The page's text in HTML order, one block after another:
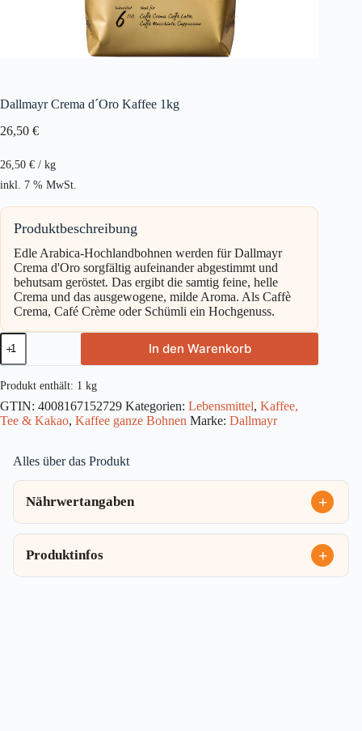
Dallmayr Crema d´Oro Kaffee 1kg
26,50 €
26,50 € / kg
inkl. 7 % MwSt.
Produktbeschreibung
Edle Arabica-Hochlandbohnen werden für Dallmayr
Crema d'Oro sorgfältig aufeinander abgestimmt und
behutsam geröstet. Das ergibt die samtig feine, helle
Crema und das ausgewogene, milde Aroma. Als Caffè
Crema, Café Crème oder Schümli ein Hochgenuss.
Dallmayr
Crema
d
´Oro
Kaffee
1kg
Menge
In den Warenkorb
Produkt enthält: 1 kg
GTIN: 4008167152729 Kategorien: Lebensmittel, Kaffee,
Tee & Kakao, Kaffee ganze Bohnen Marke: Dallmayr
Alles über das Produkt
Nährwertangaben
Produktinfos